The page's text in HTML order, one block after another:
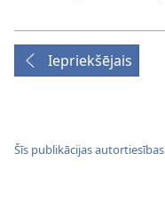
Iepriekšējais
Šīs publikācijas autortiesības